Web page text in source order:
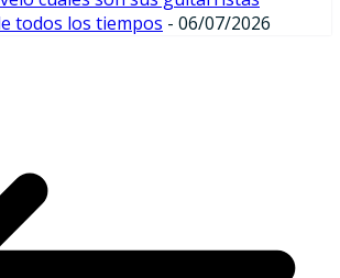
todos los tiempos - 06/07/2026